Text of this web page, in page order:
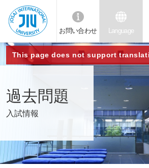
JIU 城西国
際大学
お問い合わせ Language
This page does not support
過去問題
入試情報